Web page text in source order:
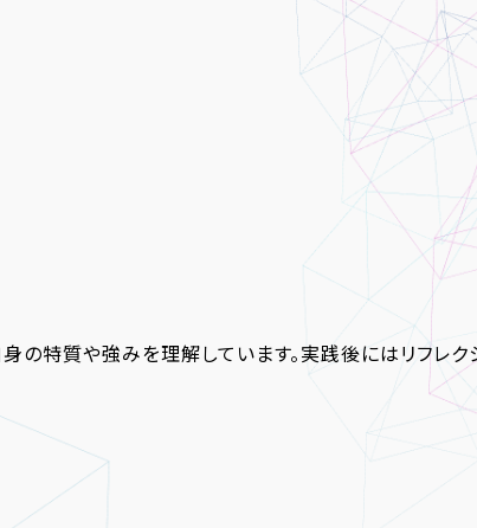
の特質や強みを理解しています。実践後にはリフレ